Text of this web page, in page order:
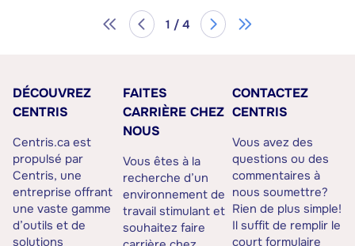
1 / 4
DÉCOUVREZ
CENTRIS
Centris.ca est
propulsé par
Centris, une
entreprise offrant
une vaste gamme
d’outils et de
solutions
FAITES
CARRIÈRE CHEZ
NOUS
Vous êtes à la
recherche d’un
environnement de
travail stimulant et
souhaitez faire
CONTACTEZ
CENTRIS
Vous avez des
questions ou des
commentaires à
nous soumettre?
Rien de plus simple!
Il suffit de remplir le
court formulaire